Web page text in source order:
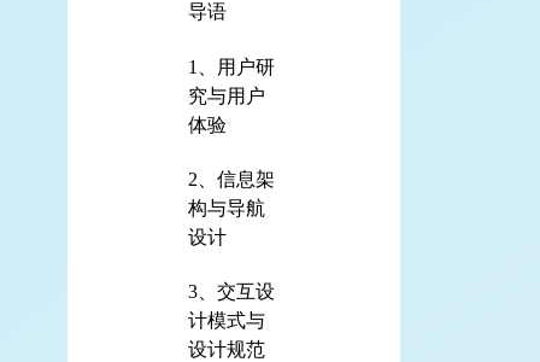
导语
1、用户研
究与用户
体验
2、信息架
构与导航
设计
3、交互设
计模式与
设计规范